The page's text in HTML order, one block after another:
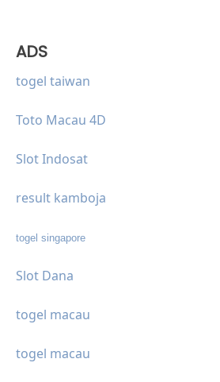
ADS
togel taiwan
Toto Macau 4D
Slot Indosat
result kamboja
togel singapore
Slot Dana
togel macau
togel macau